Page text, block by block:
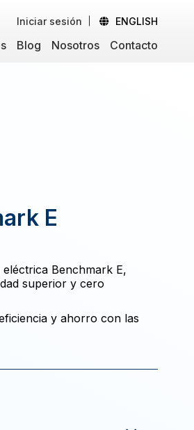
Iniciar sesión ENGLISH
Blog Nosotros Contacto
E
Benchmark E,
superior y cero
y ahorro con las